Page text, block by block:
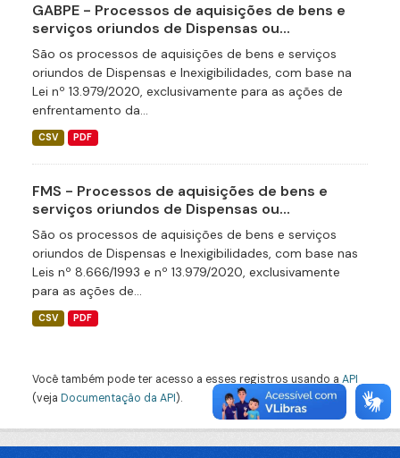
GABPE - Processos de aquisições de bens e
serviços oriundos de Dispensas ou...
São os processos de aquisições de bens e serviços
oriundos de Dispensas e Inexigibilidades, com base na
Lei nº 13.979/2020, exclusivamente para as ações de
enfrentamento da...
CSV PDF
FMS - Processos de aquisições de bens e
serviços oriundos de Dispensas ou...
São os processos de aquisições de bens e serviços
oriundos de Dispensas e Inexigibilidades, com base nas
Leis nº 8.666/1993 e nº 13.979/2020, exclusivamente
para as ações de...
CSV PDF
Você também pode ter acesso a esses registros usando a API
(veja Documentação da API).